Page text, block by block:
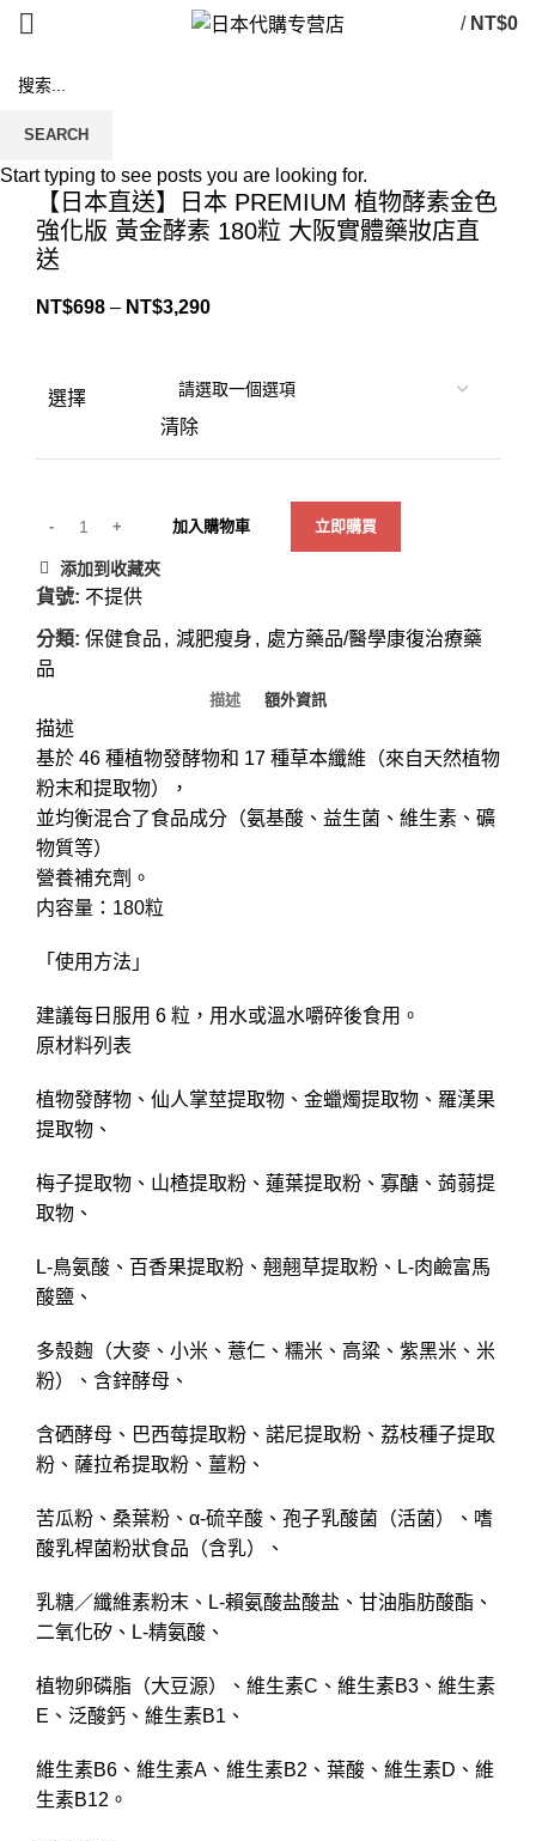
/ NT$0
Click to enlarge
【日本直送】日本 PREMIUM 植物酵素金色
強化版 黃金酵素 180粒 大阪實體藥妝店直
送
NT$698 – NT$3,290
選擇
清除
加入購物車 立即購買
添加到收藏夾
貨號: 不提供
分類: 保健食品 , 減肥瘦身 , 處方藥品/醫學康復治療藥
品
描述 額外資訊
描述
基於 46 種植物發酵物和 17 種草本纖維（來自天然植物
粉末和提取物），
並均衡混合了食品成分（氨基酸、益生菌、維生素、礦
物質等）
營養補充劑。
内容量：180粒
「使用方法」
建議每日服用 6 粒，用水或溫水嚼碎後食用。
原材料列表
​植物發酵物​、仙人掌莖提取物、金蠟燭提取物、羅漢果
提取物、
梅子提取物、山楂提取粉、蓮葉提取粉、寡醣、蒟蒻提
取物、
L-鳥氨酸、百香果提取粉、翹翹草提取粉、L-肉鹼富馬
酸鹽、
多殼麴（大麥、小米、薏仁、糯米、高粱、紫黑米、米
粉）、含鋅酵母、
含硒酵母、巴西莓提取粉、諾尼提取粉、荔枝種子提取
粉、薩拉希提取粉、薑粉、
苦瓜粉、桑葉粉、α-硫辛酸、孢子乳酸菌（活菌）、嗜
酸乳桿菌粉狀食品（含乳）、
乳糖／纖維素粉末、L-賴氨酸盐酸盐、甘油脂肪酸酯、
二氧化矽、L-精氨酸、
植物卵磷脂（大豆源）、維生素C、維生素B3、維生素
E、泛酸鈣、維生素B1、
維生素B6、維生素A、維生素B2、葉酸、維生素D、維
生素B12。
SEARCH
Start typing to see posts you are looking for.